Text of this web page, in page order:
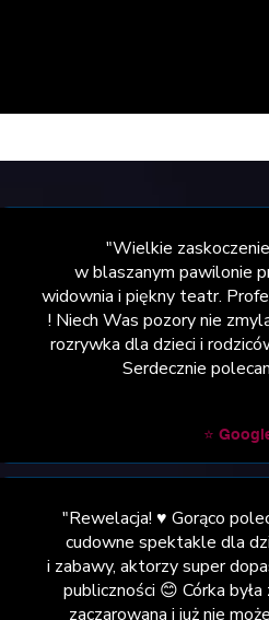
"Wielkie
w blaszanym pawilonie
widownia i piękny teatr.
! Niech Was pozory nie
rozrywka dla dzieci i
Serdecznie
⭐
"Rewelacja! ♥️ Gorąco
cudowne spektakle dla
i zabawy, aktorzy super
publiczności 😊 Córka
zaczarowana i już nie